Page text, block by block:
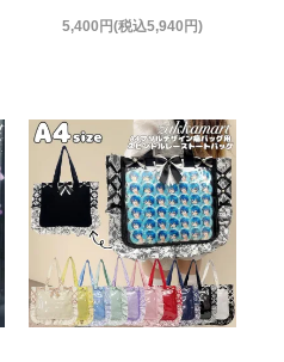
5,400円(税込5,940円)